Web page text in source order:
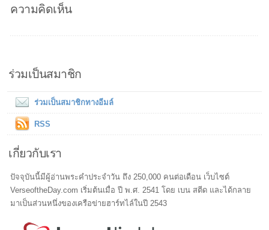
ความคิดเห็น
ร่วมเป็นสมาชิก
ร่วมเป็นสมาชิกทางอีมล์
RSS
เกี่ยวกับเรา
ปัจจุบันนี้มีผู้อ่านพระคำประจำวัน ถึง 250,000 คนต่อเดือน เว็บไซต์
VerseoftheDay.com เริ่มต้นเมื่อ ปี พ.ศ. 2541 โดย เบน สตีด และได้กลาย
มาเป็นส่วนหนึ่งของเครือข่ายฮาร์ทไล์ในปี 2543